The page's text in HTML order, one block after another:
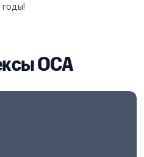
годы!
ОСА